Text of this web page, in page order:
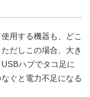
用する機器も、どこ
だしこの場合、大き
ハブでタコ足に
ぐと電力不足になる